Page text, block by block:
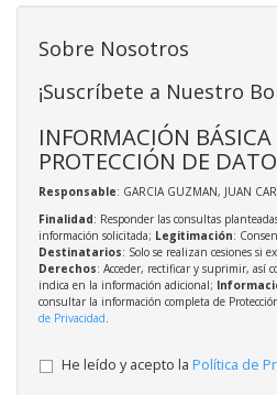
Sobre Nosotros
¡Suscríbete a Nuestro
INFORMACIÓN BÁSICA
PROTECCIÓN DE
Responsable: GARCIA GUZMAN, JUAN
Finalidad: Responder las consultas
información solicitada; Legitimación:
Destinatarios: Solo se realizan cesiones si
Derechos: Acceder, rectificar y suprimir, así
indica en la información adicional;
consultar la información completa de
de Privacidad
He leído y acepto la Política de